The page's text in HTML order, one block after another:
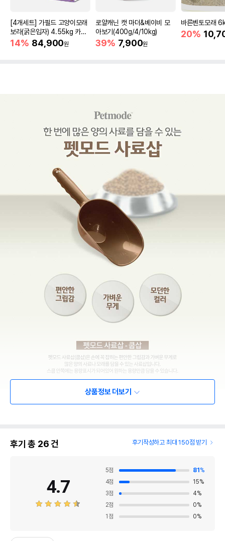
[4개세트] 가필드 고양이모래
보라(굵은입자) 4.55kg 카사
바모래
14% 84,900원
로얄캐닌 캣 마더&베이비 모
아보기(400g/4/10kg)
39% 7,900원
바른벤토모래
20%
상품정보 더보기
후기 총 26건 후기작성하고 최대 150점 받기
4.7
5점 81 %
4점 15%
3점 4%
2점 0%
1 점 0%